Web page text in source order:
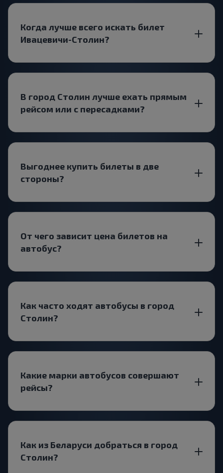
Когда лучше всего искать билет
Ивацевичи-Столин?
В город Столин лучше ехать прямым
рейсом или с пересадками?
Выгоднее купить билеты в две
стороны?
От чего зависит цена билетов на
автобус?
Как часто ходят автобусы в город
Столин?
Какие марки автобусов совершают
рейсы?
Как из Беларуси добраться в город
Столин?